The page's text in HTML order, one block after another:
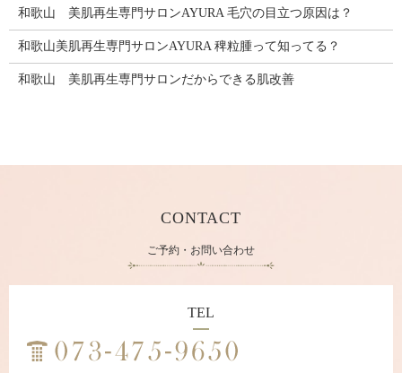
和歌山 美肌再生専門サロンAYURA 毛穴の目立つ原因は？
和歌山美肌再生専門サロンAYURA 稗粒腫って知ってる？
和歌山 美肌再生専門サロンだからできる肌改善
CONTACT
ご予約・お問い合わせ
TEL